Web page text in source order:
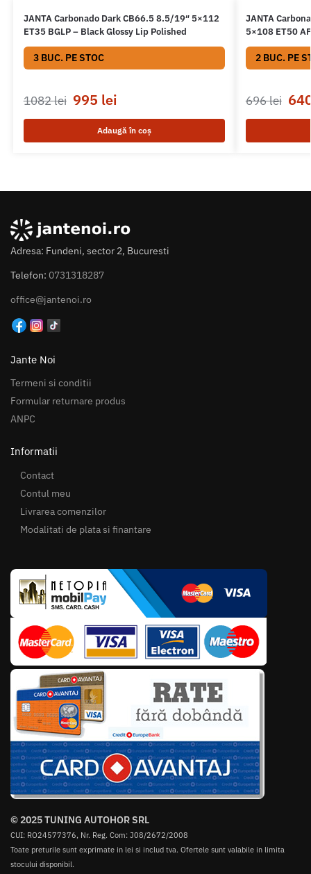
JANTA Carbonado Dark CB66.5 8.5/19″ 5×112
ET35 BGLP – Black Glossy Lip Polished
3 BUC. PE STOC
1082lei 995 lei
Adaugă în coș
JANTA
5×108 ET50
2 BUC. PE
696lei
Adresa: Fundeni, sector 2, Bucuresti
Telefon: 0731318287
office@jantenoi.ro
Jante Noi
Termeni si conditii
Formular returnare produs
ANPC
Informatii
Contact
Contul meu
Livrarea comenzilor
Modalitati de plata si finantare
© 2025 TUNING AUTOHOR SRL
CUI: RO24577376, Nr. Reg. Com: J08/2672/2008
Toate preturile sunt exprimate in lei si includ tva. Ofertele sunt valabile in limita
stocului disponibil.